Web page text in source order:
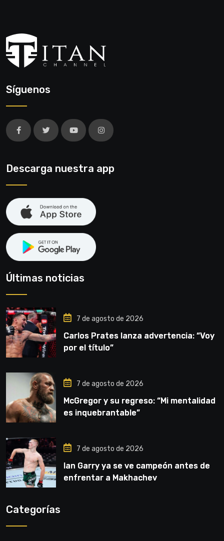
Síguenos
Descarga nuestra app
Últimas noticias
7 de agosto de 2026
Carlos Prates lanza advertencia: “Voy
por el título”
7 de agosto de 2026
McGregor y su regreso: “Mi mentalidad
es inquebrantable”
7 de agosto de 2026
Ian Garry ya se ve campeón antes de
enfrentar a Makhachev
Categorías